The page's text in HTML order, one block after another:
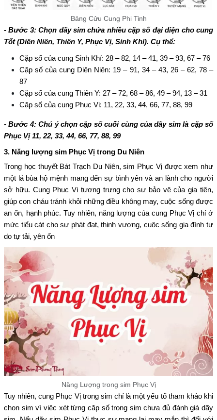
Bảng Cửu Cung Phi Tinh
- Bước 3: Chọn dãy sim chứa nhiều cặp số đại diện cho cung
Tốt (Diên Niên, Thiên Y, Phục Vị, Sinh Khí). Cụ thể:
Cặp số của cung Sinh Khí: 28 – 82, 14 – 41, 39 – 93, 67 – 76
Cặp số của cung Diên Niên: 19 – 91, 34 – 43, 26 – 62, 78 –
87
Cặp số của cung Thiên Y: 27 – 72, 68 – 86, 49 – 94, 13 – 31
Cặp số của cung Phục Vị: 11, 22, 33, 44, 66, 77, 88, 99
- Bước 4: Chú ý chọn cặp số cuối cùng của dãy sim là cặp số
Phục Vị 11, 22, 33, 44, 66, 77, 88, 99
3. Năng lượng sim Phục Vị trong Du Niên
Trong học thuyết Bát Trạch Du Niên, sim Phục Vị được xem như
một lá bùa hộ mệnh mang đến sự bình yên và an lành cho người
sở hữu. Cung Phục Vị tượng trưng cho sự bảo vệ của gia tiên,
giúp con cháu tránh khỏi những điều không may, cuộc sống được
an ổn, hạnh phúc. Tuy nhiên, năng lượng của cung Phục Vị chỉ ở
mức tiểu cát cho sự phát đạt, thịnh vượng, cuộc sống gia đình tự
do tự tải, yên ổn
Năng Lượng trong sim Phục Vị
Tuy nhiên, cung Phục Vị trong sim chỉ là một yếu tố tham khảo khi
chọn sim vì việc xét từng cặp số trong sim chưa đủ đánh giá dãy